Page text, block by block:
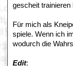
gescheit
Für mich als
spiele. Wenn ich
wodurch die
Edit: